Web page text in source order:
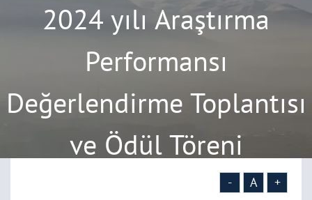
2024 yılı Araştırma
Performansı
Değerlendirme Toplantısı
ve Ödül Töreni
- A +